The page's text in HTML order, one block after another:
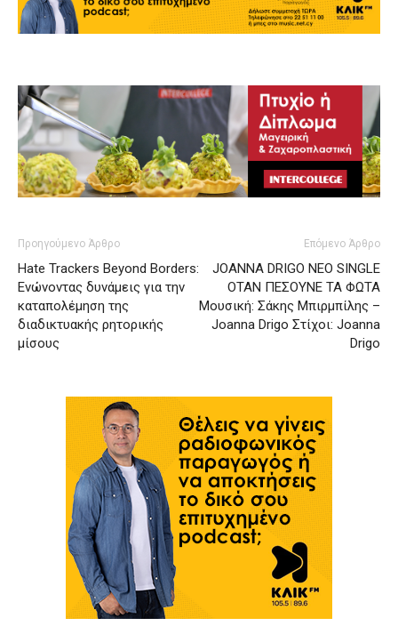
Προηγούμενο Άρθρο
Hate Trackers Beyond Borders:
Ενώνοντας δυνάμεις για την
καταπολέμηση της
διαδικτυακής ρητορικής
μίσους
Επόμενο Άρθρο
JOANNA DRIGO ΝΕΟ SINGLE
ΟΤΑΝ ΠΕΣΟΥΝΕ ΤΑ ΦΩΤΑ
Μουσική: Σάκης Μπιρμπίλης –
Joanna Drigo Στίχοι: Joanna
Drigo